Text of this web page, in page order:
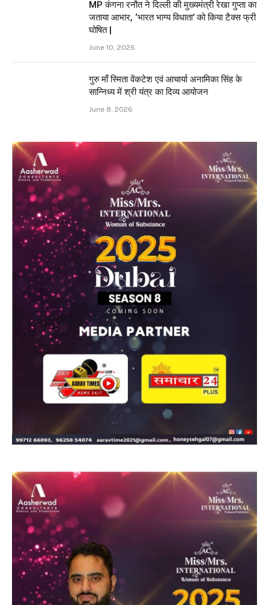
MP कंगना रनौत ने दिल्ली की मुख्यमंत्री रेखा गुप्ता का
जताया आभार, ‘भारत भाग्य विधाता’ को किया टैक्स फ्री
घोषित |
June 10, 2026
गुरु माँ स्मिता वेंकटेश एवं आचार्या अनामिका सिंह के
सान्निध्य में श्री यंत्र का दिव्य आयोजन
June 8, 2026